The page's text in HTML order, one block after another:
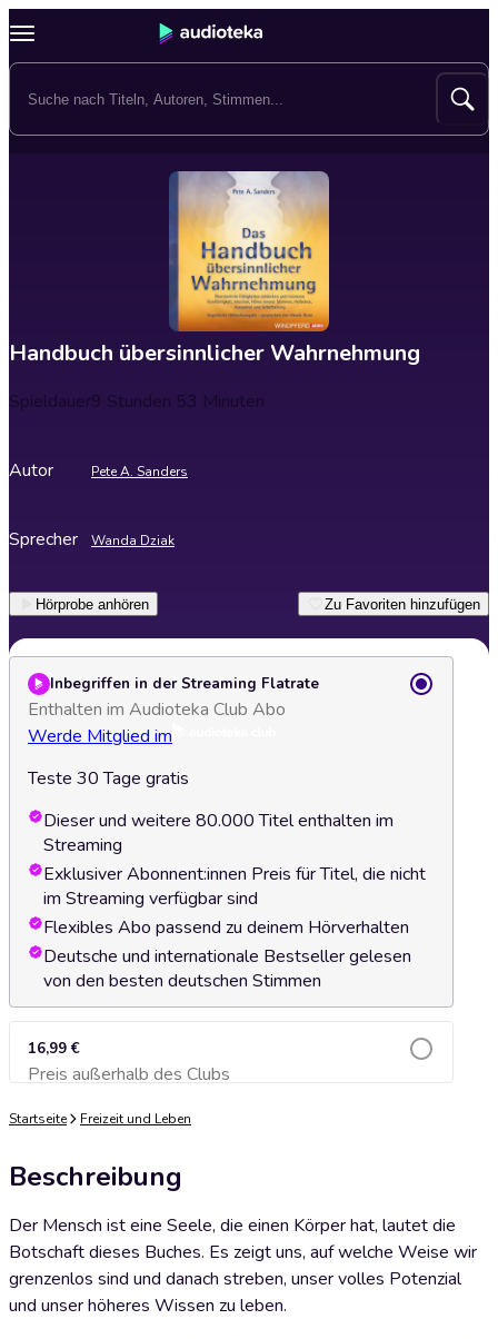
Handbuch übersinnlicher Wahrnehmung
Spieldauer9 Stunden 53 Minuten
Autor Pete A. Sanders
Sprecher Wanda Dziak
Hörprobe anhören Zu Favoriten hinzufügen
Inbegriffen in der Streaming Flatrate
Enthalten im Audioteka Club Abo
Werde Mitglied im
Teste 30 Tage gratis
Dieser und weitere 80.000 Titel enthalten im
Streaming
Exklusiver Abonnent:innen Preis für Titel, die nicht
im Streaming verfügbar sind
Flexibles Abo passend zu deinem Hörverhalten
Deutsche und internationale Bestseller gelesen
von den besten deutschen Stimmen
16,99 €
Preis außerhalb des ClubsZum Warenkorb hinzufügen
Startseite Freizeit und Leben
Beschreibung
Der Mensch ist eine Seele, die einen Körper hat, lautet die
Botschaft dieses Buches. Es zeigt uns, auf welche Weise wir
grenzenlos sind und danach streben, unser volles Potenzial
und unser höheres Wissen zu leben.